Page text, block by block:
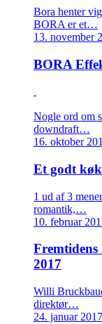
Bora henter
BORA er et…
13. november
BORA
Nogle ord om
downdraft…
16. oktober
Et godt
1 ud af 3
romantik,…
10. februar
2017
Willi
direktør…
24. januar 2017